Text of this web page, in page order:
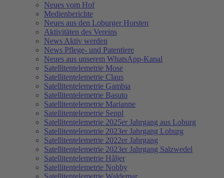
Neues vom Hof
Medienberichte
Neues aus den Loburger Horsten
Aktivitäten des Vereins
News Aktiv werden
News Pflege- und Patentiere
Neues aus unserem WhatsApp-Kanal
Satellitentelemetrie Mose
Satellitentelemetrie Claus
Satellitentelemetrie Gambia
Satellitentelemetrie Basuto
Satellitentelemetrie Marianne
Satellitentelemetrie Seppl
Satellitentelemetrie 2025er Jahrgang aus Loburg
Satellitentelemetrie 2023er Jahrgang Loburg
Satellitentelemetrie 2022er Jahrgang
Satellitentelemetrie 2023er Jahrgang Salzwedel
Satellitentelemetrie Håljer
Satellitentelemetrie Nobby
Satellitentelemetrie Waldemar